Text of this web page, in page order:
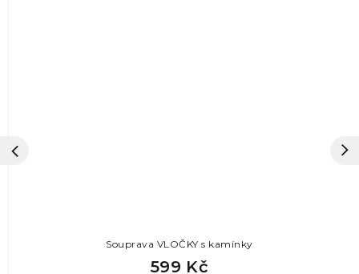
Souprava VLOČKY s kamínky
599 Kč